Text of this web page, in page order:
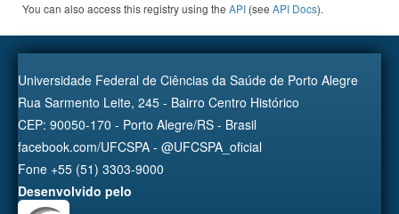
You can also access this registry using the API (see API Docs).
Universidade Federal de Ciências da Saúde de Porto Alegre
Rua Sarmento Leite, 245 - Bairro Centro Histórico
CEP: 90050-170 - Porto Alegre/RS - Brasil
facebook.com/UFCSPA - @UFCSPA_oficial
Fone +55 (51) 3303-9000
Desenvolvido pelo